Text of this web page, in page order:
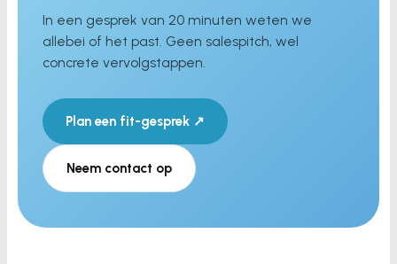
In een gesprek van 20 minuten weten we
allebei of het past. Geen salespitch, wel
concrete vervolgstappen.
Plan een fit-gesprek ↗
Neem contact op